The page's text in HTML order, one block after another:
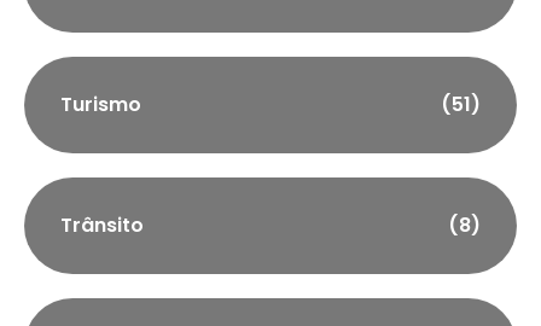
Turismo (51)
Trânsito (8)